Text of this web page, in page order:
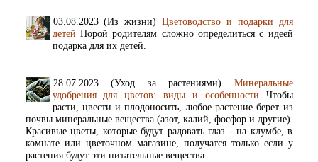
03.08.2023 (Из жизни) Цветоводство и подарки для
детей Порой родителям сложно определиться с идеей
подарка для их детей.
28.07.2023 (Уход за растениями) Минеральные
удобрения для цветов: виды и особенности Чтобы
расти, цвести и плодоносить, любое растение берет из
почвы минеральные вещества (азот, калий, фосфор и другие).
Красивые цветы, которые будут радовать глаз - на клумбе, в
комнате или цветочном магазине, получатся только если у
растения будут эти питательные вещества.